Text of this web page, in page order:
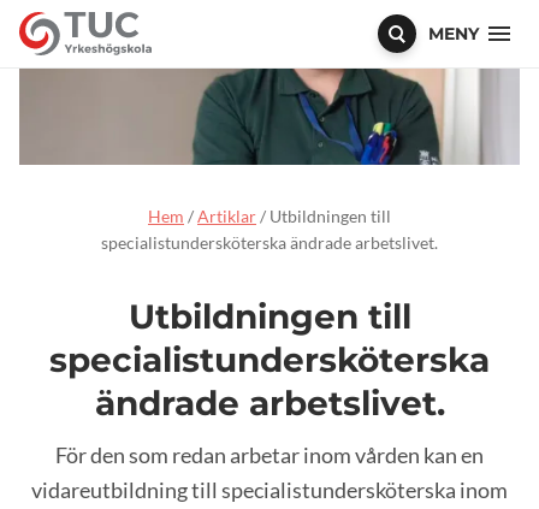
MENY
Hem /Artiklar/ Utbildningen till
specialistundersköterska ändrade arbetslivet.
Utbildningen till
specialistundersköterska
ändrade arbetslivet.
För den som redan arbetar inom vården kan en
vidareutbildning till specialistundersköterska inom